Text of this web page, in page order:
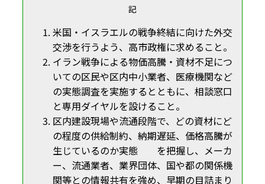
記
米国・イスラエルの戦争終結に向けた外交
交渉を行うよう、高市政権に求めること。
イラン戦争による物価高騰・資材不足につ
いての区民や区内中小業者、医療機関など
の実態調査を実施するとともに、相談窓口
と専用ダイヤルを設けること。
区内建設現場や流通段階で、どの資材にど
の程度の供給制約、納期遅延、価格高騰が
生じているのか実態 を把握し、メーカ
ー、流通業者、業界団体、国や都の関係機
関等との情報共有を強め、早期の目詰まり